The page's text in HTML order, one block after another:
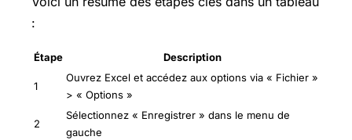
:
Étape Description
1
Ouvrez Excel et accédez aux options via « Fichier »
> « Options »
2
Sélectionnez « Enregistrer » dans le menu de
gauche